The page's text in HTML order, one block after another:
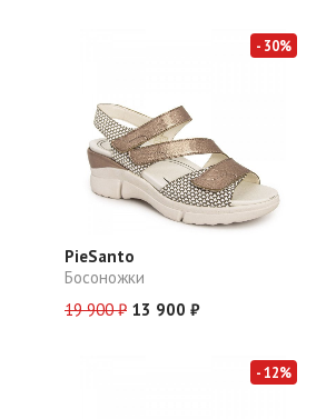
- 30%
PieSanto
Босоножки
19 900 ₽ 13 900 ₽
- 12%